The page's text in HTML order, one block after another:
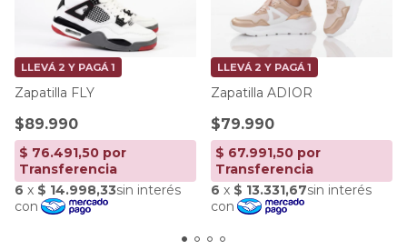
Zapatilla FLY
$89.990
LLEVÁ 2 Y PAGÁ 1
Zapatilla ADIOR
$79.990
LLEVÁ 2 Y PAGÁ 1